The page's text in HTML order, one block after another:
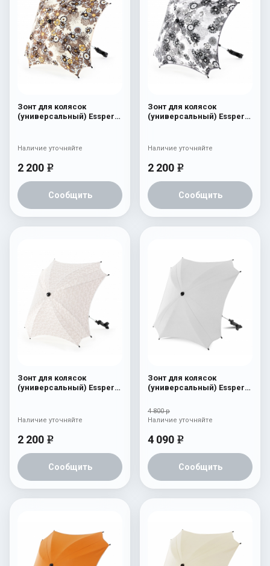
Зонт для колясок
(универсальный) Esspero
2 200 e
Сообщить
Наличие уточняйте
Зонт для колясок
(универсальный) Esspero
2 200 e
Сообщить
Наличие уточняйте
Зонт для колясок
(универсальный) Esspero
2 200 e
Сообщить
Наличие уточняйте
Зонт для колясок
(универсальный) Esspero
4 800 р
4 090 e
Сообщить
Наличие уточняйте